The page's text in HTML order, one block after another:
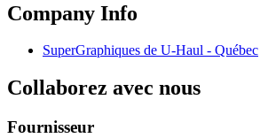
Company Info
SuperGraphiques de U-Haul - Québec
Collaborez avec nous
Fournisseur